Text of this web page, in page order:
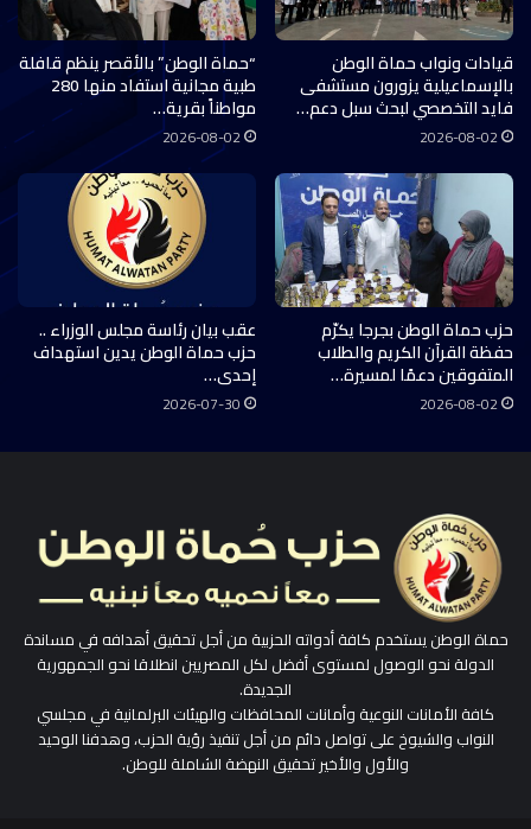
قيادات ونواب حماة الوطن
بالإسماعيلية يزورون مستشفى
فايد التخصصي لبحث سبل دعم…
2026-08-02
“حماة الوطن” بالأقصر ينظم قافلة
طبية مجانية استفاد منها 280
مواطناً بقرية…
2026-08-02
حزب حماة الوطن بجرجا يكرّم
حفظة القرآن الكريم والطلاب
المتفوقين دعمًا لمسيرة…
2026-08-02
عقب بيان رئاسة مجلس الوزراء ..
حزب حماة الوطن يدين استهداف
إحدى…
2026-07-30
حماة الوطن يستخدم كافة أدواته الحزبية من أجل تحقيق أهدافه في مساندة
الدولة نحو الوصول لمستوى أفضل لكل المصريين انطلاقا نحو الجمهورية
الجديدة.
كافة الأمانات النوعية وأمانات المحافظات والهيئات البرلمانية في مجلسي
النواب والشيوخ على تواصل دائم من أجل تنفيذ رؤية الحزب، وهدفنا الوحيد
والأول والأخير تحقيق النهضة الشاملة للوطن.